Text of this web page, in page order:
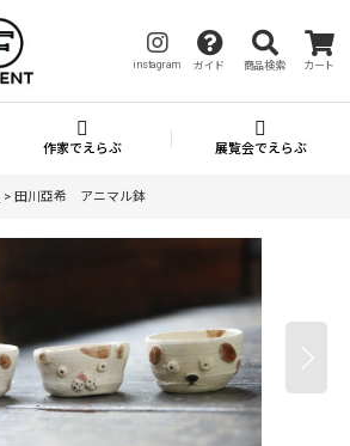
instagram ガイド 商品検索 カート
作家でえらぶ 展覧会でえらぶ
> 田川亞希 アニマル鉢